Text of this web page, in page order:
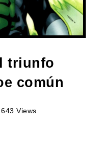
triunfo
común
643 Views